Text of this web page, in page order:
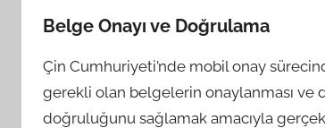
Belge Onayı ve Doğrulama
Çin Cumhuriyeti’nde mobil onay
gerekli olan belgelerin onaylanması ve
doğruluğunu sağlamak amacıyla